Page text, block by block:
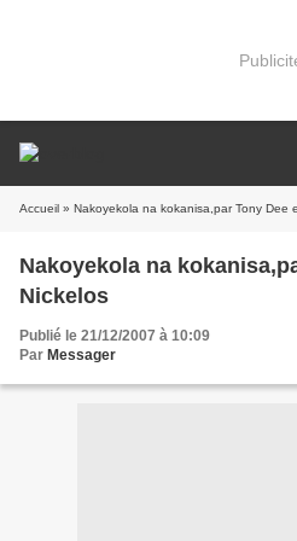
Accueil » Nakoyekola na kokanisa,par Tony Dee
Nakoyekola na
Nickelos
Publié le 21/12/2007 à 10:09
Par Messager